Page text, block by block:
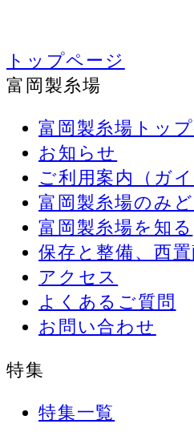
トップページ
富岡製糸場
富岡製糸場トッ
お知らせ
ご利用案内（ガイ
富岡製糸場のみ
富岡製糸場を知る
保存と整備、西
アクセス
よくあるご質問
お問い合わせ
特集
特集一覧